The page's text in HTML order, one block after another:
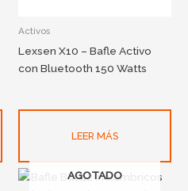
Activos
Lexsen X10 – Bafle Activo
con Bluetooth 150 Watts
LEER MÁS
AGOTADO